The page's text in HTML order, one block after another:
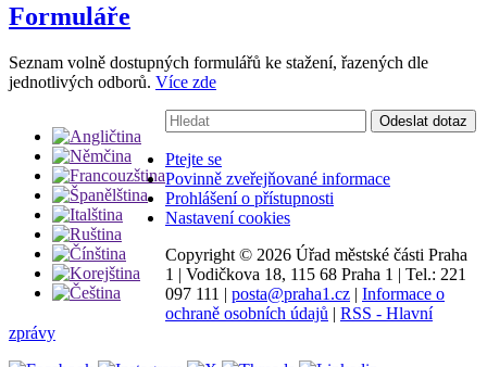
Formuláře
Seznam volně dostupných formulářů ke stažení, řazených dle
jednotlivých odborů. Více zde
Vyhledávání:
Odeslat dotaz
Ptejte se
Povinně zveřejňované informace
Prohlášení o přístupnosti
Nastavení cookies
Copyright © 2026 Úřad městské části Praha
1 | Vodičkova 18, 115 68 Praha 1 | Tel.: 221
097 111 | posta@praha1.cz | Informace o
ochraně osobních údajů | RSS - Hlavní
zprávy